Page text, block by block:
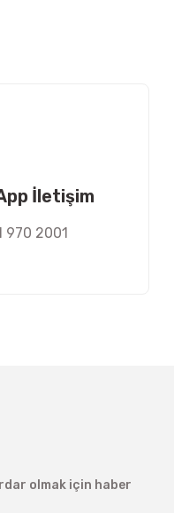
İletişim
970 2001
olmak için haber